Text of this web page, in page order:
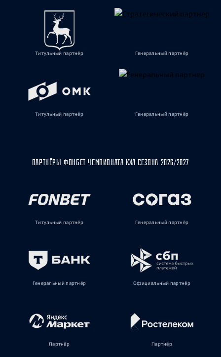
Титульный партнёр Генеральный партнёр
Титульный партнёр Генеральный партнёр
ПАРТНЁРЫ ФОНБЕТ ЧЕМПИОНАТА КХЛ СЕЗОНА 2026/2027
Титульный партнёр Генеральный партнёр
Генеральный партнёр Официальный партнёр
Партнёр Партнёр